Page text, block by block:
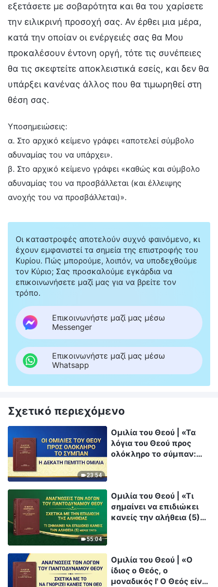
εξετάσετε με σοβαρότητα και θα του χαρίσετε
την ειλικρινή προσοχή σας. Αν έρθει μια μέρα,
κατά την οποίαν οι ενέργειές σας θα Μου
προκαλέσουν έντονη οργή, τότε τις συνέπειες
θα τις σκεφτείτε αποκλειστικά εσείς, και δεν θα
υπάρξει κανένας άλλος που θα τιμωρηθεί στη
θέση σας.
Υποσημειώσεις:
α. Στο αρχικό κείμενο γράφει «αποτελεί σύμβολο
αδυναμίας του να υπάρχει».
β. Στο αρχικό κείμενο γράφει «καθώς και σύμβολο
αδυναμίας του να προσβάλλεται (και έλλειψης
ανοχής του να προσβάλλεται)».
Οι καταστροφές αποτελούν συχνό φαινόμενο, κι
έχουν εμφανιστεί τα σημεία της επιστροφής του
Κυρίου. Πώς μπορούμε, λοιπόν, να υποδεχθούμε
τον Κύριο; Σας προσκαλούμε εγκάρδια να
επικοινωνήσετε μαζί μας για να βρείτε τον
τρόπο.
Επικοινωνήστε μαζί μας μέσω
Messenger
Επικοινωνήστε μαζί μας μέσω
Whatsapp
Σχετικό περιεχόμενο
23:54
Ομιλία του Θεού | «Τα
λόγια του Θεού προς
ολόκληρο το σύμπαν:
55:04
Ομιλία του Θεού | «Τι
σημαίνει να επιδιώκει
κανείς την αλήθεια (5)»
Ομιλία του Θεού | «Ο
ίδιος ο Θεός, ο
μοναδικός Ι' Ο Θεός είναι